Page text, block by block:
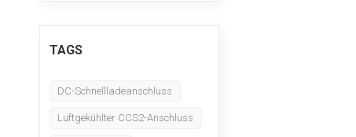
TAGS
DC-Schnellladeanschluss
Luftgekühlter CCS2-Anschluss